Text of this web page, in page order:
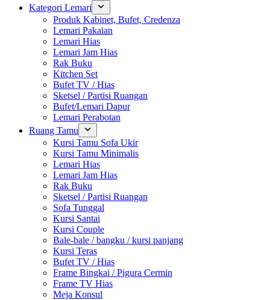
Kategori Lemari
Produk Kabinet, Bufet, Credenza
Lemari Pakaian
Lemari Hias
Lemari Jam Hias
Rak Buku
Kitchen Set
Bufet TV / Hias
Sketsel / Partisi Ruangan
Bufet/Lemari Dapur
Lemari Perabotan
Ruang Tamu
Kursi Tamu Sofa Ukir
Kursi Tamu Minimalis
Lemari Hias
Lemari Jam Hias
Rak Buku
Sketsel / Partisi Ruangan
Sofa Tunggal
Kursi Santai
Kursi Couple
Bale-bale / bangku / kursi panjang
Kursi Teras
Bufet TV / Hias
Frame Bingkai / Pigura Cermin
Frame TV Hias
Meja Konsul